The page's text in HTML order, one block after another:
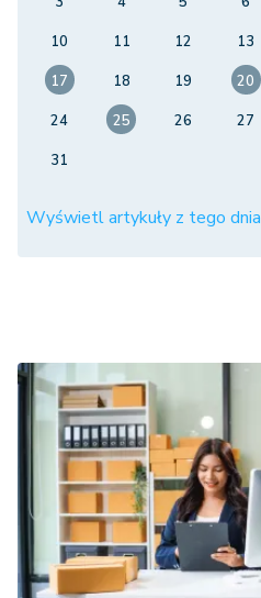
10
11 12 13
17
18 19 20
24
25 26 27
31
Wyświetl artykuły z tego dnia